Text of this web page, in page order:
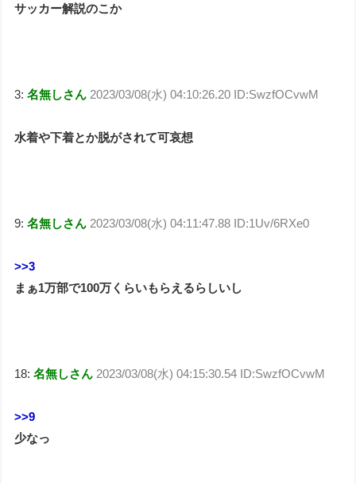
サッカー解説のこか
3:名無しさん 2023/03/08(水) 04:10:26.20 ID:SwzfOCvwM
水着や下着とか脱がされて可哀想
9:名無しさん 2023/03/08(水) 04:11:47.88 ID:1Uv/6RXe0
>>3
まぁ1万部で100万くらいもらえるらしいし
18:名無しさん 2023/03/08(水) 04:15:30.54 ID:SwzfOCvwM
>>9
少なっ